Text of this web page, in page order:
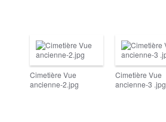
Cimetière Vue
ancienne-2.jpg
Cimetière Vue
ancienne-3 .jpg